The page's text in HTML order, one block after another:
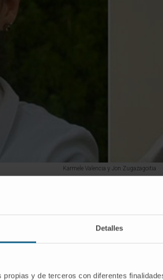
Detalles
propias y de terceros con diferentes
Karmele Valencia y Jon Zugazagoitia
, graduados de la Universidad de
Pulmón
. Se trata de los dos únicos
El resto proceden de Estados Unidos y
es antigua alumna de la Facultad de